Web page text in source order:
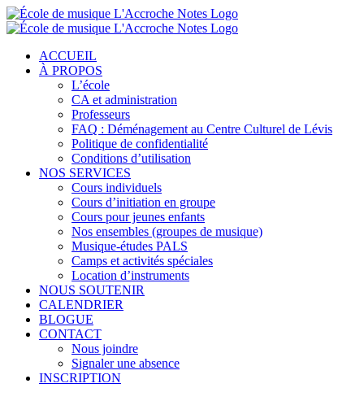
ACCUEIL
À PROPOS
L’école
CA et administration
Professeurs
FAQ : Déménagement au Centre Culturel de Lévis
Politique de confidentialité
Conditions d’utilisation
NOS SERVICES
Cours individuels
Cours d’initiation en groupe
Cours pour jeunes enfants
Nos ensembles (groupes de musique)
Musique-études PALS
Camps et activités spéciales
Location d’instruments
NOUS SOUTENIR
CALENDRIER
BLOGUE
CONTACT
Nous joindre
Signaler une absence
INSCRIPTION